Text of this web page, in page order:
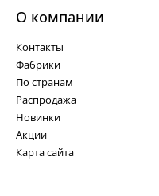
О компании
Контакты
Фабрики
По странам
Распродажа
Новинки
Акции
Карта сайта